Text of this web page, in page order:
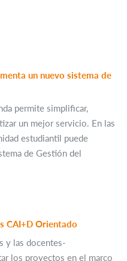
un nuevo sistema de
permite simplificar,
un mejor servicio. En las
estudiantil puede
de Gestión del
CAI+D Orientado
y las docentes-
los proyectos en el marco